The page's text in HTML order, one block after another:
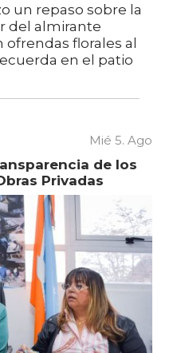
un repaso sobre la
del almirante
ofrendas florales al
en el patio
Mié 5. Ago
de los
Privadas